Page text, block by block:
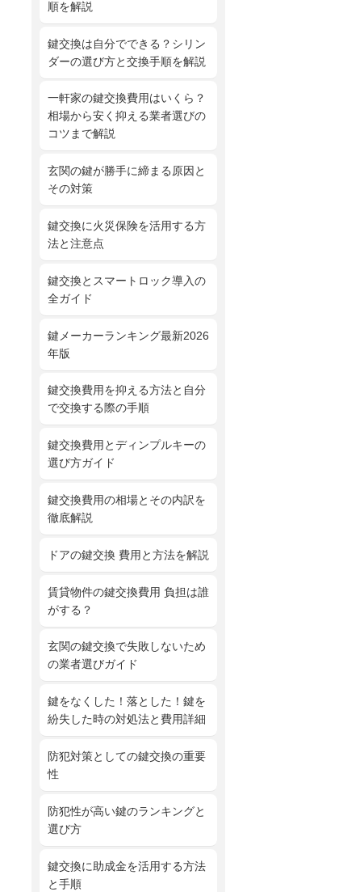
順を解説
鍵交換は自分でできる？シリン
ダーの選び方と交換手順を解説
一軒家の鍵交換費用はいくら？
相場から安く抑える業者選びの
コツまで解説
玄関の鍵が勝手に締まる原因と
その対策
鍵交換に火災保険を活用する方
法と注意点
鍵交換とスマートロック導入の
全ガイド
鍵メーカーランキング最新2026
年版
鍵交換費用を抑える方法と自分
で交換する際の手順
鍵交換費用とディンプルキーの
選び方ガイド
鍵交換費用の相場とその内訳を
徹底解説
ドアの鍵交換 費用と方法を解説
賃貸物件の鍵交換費用 負担は誰
がする？
玄関の鍵交換で失敗しないため
の業者選びガイド
鍵をなくした！落とした！鍵を
紛失した時の対処法と費用詳細
防犯対策としての鍵交換の重要
性
防犯性が高い鍵のランキングと
選び方
鍵交換に助成金を活用する方法
と手順